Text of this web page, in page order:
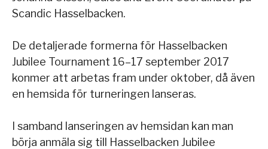
Scandic Hasselbacken.
De detaljerade formerna för Hasselbacken
Jubilee Tournament 16–17 september 2017
konmer att arbetas fram under oktober, då även
en hemsida för turneringen lanseras.
I samband lanseringen av hemsidan kan man
börja anmäla sig till Hasselbacken Jubilee